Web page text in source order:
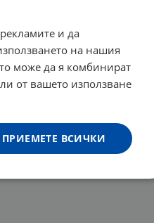
и да
на нашия
може да я комбинират
от вашето използване
ПРИЕМЕТЕ ВСИЧКИ